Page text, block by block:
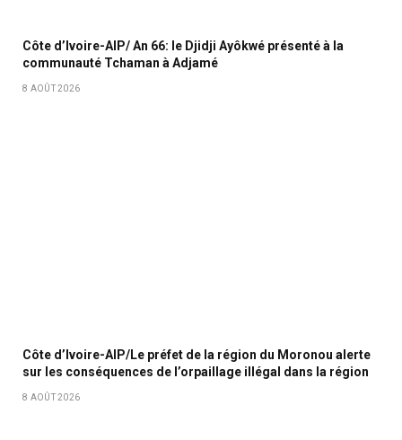
Côte d’Ivoire-AIP/ An 66: le Djidji Ayôkwé présenté à la
communauté Tchaman à Adjamé
8 AOÛT 2026
Côte d’Ivoire-AIP/Le préfet de la région du Moronou alerte
sur les conséquences de l’orpaillage illégal dans la région
8 AOÛT 2026